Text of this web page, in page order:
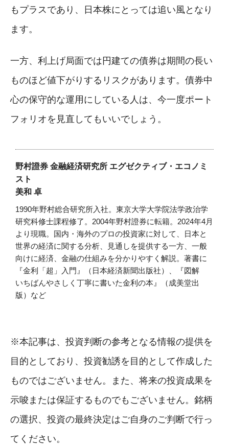
もプラスであり、日本株にとっては追い風となり
ます。
一方、利上げ局面では円建ての債券は期間の長い
ものほど値下がりするリスクがあります。債券中
心の保守的な運用にしている人は、今一度ポート
フォリオを見直してもいいでしょう。
野村證券 金融経済研究所 エグゼクティブ・エコノミ
スト
美和 卓
1990年野村総合研究所入社。東京大学大学院法学政治学
研究科修士課程修了。2004年野村證券に転籍。2024年4月
より現職。国内・海外のプロの投資家に対して、日本と
世界の経済に関する分析、見通しを提供する一方、一般
向けに経済、金融の仕組みを分かりやすく解説。著書に
『金利「超」入門』（日本経済新聞出版社）、『図解
いちばんやさしく丁寧に書いた金利の本』（成美堂出
版）など
※本記事は、投資判断の参考となる情報の提供を
目的としており、投資勧誘を目的として作成した
ものではございません。また、将来の投資成果を
示唆または保証するものでもございません。銘柄
の選択、投資の最終決定はご自身のご判断で行っ
てください。